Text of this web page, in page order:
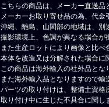
こちらの商品は、メーカー直送品
メーカーお取り寄せ品の為、代金
沖縄、離島、山間部の地域は、別
撮影環境上、色調が異なる場合が
また生産ロットにより画像と比べ
本体を改造又は分解された場合に
この商品は海外輸入の社外品とな
また海外輸入品となりますので輸
パーツの取り付けは、整備士資格
取り付け中に生じた不具合に関し